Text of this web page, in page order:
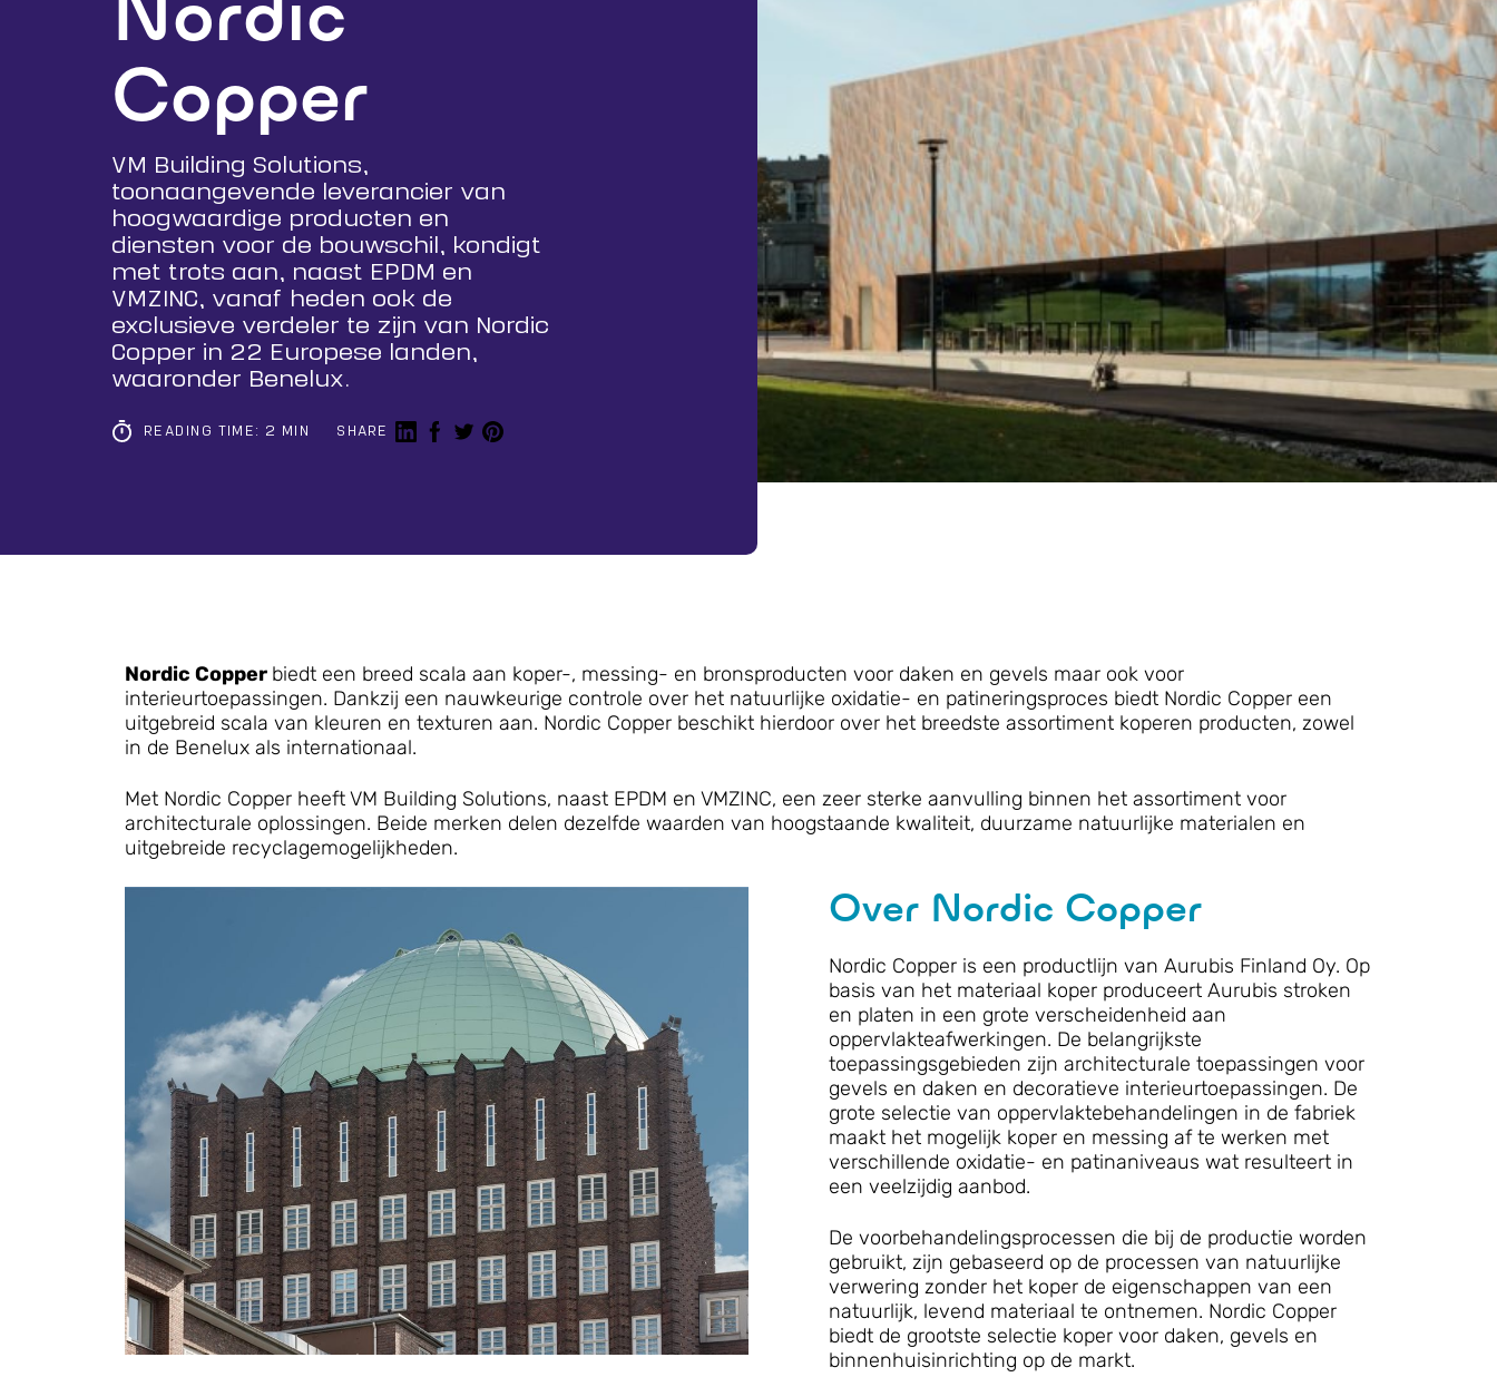
Copper
VM Building Solutions,
toonaangevende leverancier van
hoogwaardige producten en
diensten voor de bouwschil, kondigt
met trots aan, naast EPDM en
VMZINC, vanaf heden ook de
exclusieve verdeler te zijn van Nordic
Copper in 22 Europese landen,
waaronder Benelux.
READING TIME: 2 MIN SHARE Deel op Linkedin
Deel op Facebook
Share on Twitter
Share on Pinterest
Nordic Copper biedt een breed scala aan koper-, messing- en bronsproducten voor daken en gevels maar ook voor
interieurtoepassingen. Dankzij een nauwkeurige controle over het natuurlijke oxidatie- en patineringsproces biedt Nordic Copper een
uitgebreid scala van kleuren en texturen aan. Nordic Copper beschikt hierdoor over het breedste assortiment koperen producten, zowel
in de Benelux als internationaal.
Met Nordic Copper heeft VM Building Solutions, naast EPDM en VMZINC, een zeer sterke aanvulling binnen het assortiment voor
architecturale oplossingen. Beide merken delen dezelfde waarden van hoogstaande kwaliteit, duurzame natuurlijke materialen en
uitgebreide recyclagemogelijkheden.
Over Nordic Copper
Nordic Copper is een productlijn van Aurubis Finland Oy. Op
basis van het materiaal koper produceert Aurubis stroken
en platen in een grote verscheidenheid aan
oppervlakteafwerkingen. De belangrijkste
toepassingsgebieden zijn architecturale toepassingen voor
gevels en daken en decoratieve interieurtoepassingen. De
grote selectie van oppervlaktebehandelingen in de fabriek
maakt het mogelijk koper en messing af te werken met
verschillende oxidatie- en patinaniveaus wat resulteert in
een veelzijdig aanbod.
De voorbehandelingsprocessen die bij de productie worden
gebruikt, zijn gebaseerd op de processen van natuurlijke
verwering zonder het koper de eigenschappen van een
natuurlijk, levend materiaal te ontnemen. Nordic Copper
biedt de grootste selectie koper voor daken, gevels en
binnenhuisinrichting op de markt.